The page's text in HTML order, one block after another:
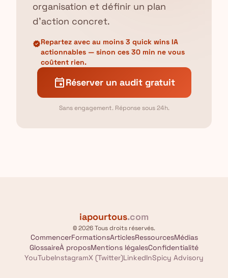
organisation et définir un plan
d'action concret.
verifiedRepartez avec au moins 3 quick wins IA
actionnables — sinon ces 30 min ne vous
coûtent rien.
eventRéserver un audit gratuit
Sans engagement. Réponse sous 24h.
iapourtous.com
© 2026 Tous droits réservés.
CommencerFormationsArticlesRessourcesMédias
GlossaireÀ proposMentions légalesConfidentialité
YouTubeInstagramX (Twitter)LinkedInSpicy Advisory